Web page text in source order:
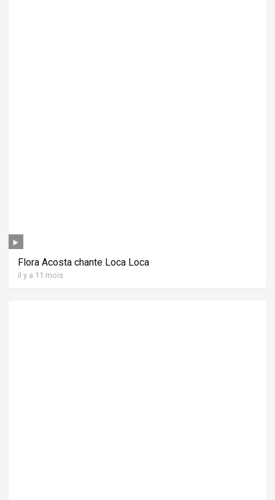
Flora Acosta chante Loca Loca
il y a 11 mois